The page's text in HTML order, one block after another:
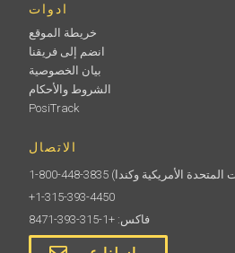
ادوات
خريطة الموقع
انضم إلى فريقنا
بيان الخصوصية
الشروط والأحكام
PosiTrack
الاتصال
1-800-448-3835
+1-315-393-4450
فاكس: +1-315-393-8471